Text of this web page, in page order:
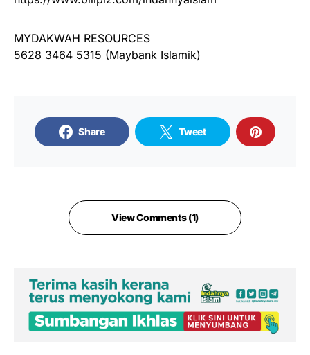
MYDAKWAH RESOURCES
5628 3464 5315 (Maybank Islamik)
Share Tweet
View Comments (1)